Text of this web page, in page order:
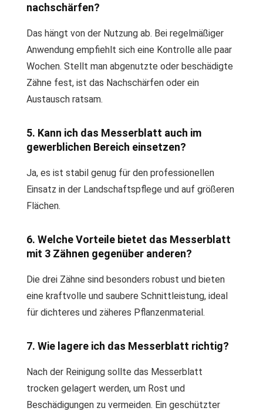
nachschärfen?
Das hängt von der Nutzung ab. Bei regelmäßiger
Anwendung empfiehlt sich eine Kontrolle alle paar
Wochen. Stellt man abgenutzte oder beschädigte
Zähne fest, ist das Nachschärfen oder ein
Austausch ratsam.
5. Kann ich das Messerblatt auch im
gewerblichen Bereich einsetzen?
Ja, es ist stabil genug für den professionellen
Einsatz in der Landschaftspflege und auf größeren
Flächen.
6. Welche Vorteile bietet das Messerblatt
mit 3 Zähnen gegenüber anderen?
Die drei Zähne sind besonders robust und bieten
eine kraftvolle und saubere Schnittleistung, ideal
für dichteres und zäheres Pflanzenmaterial.
7. Wie lagere ich das Messerblatt richtig?
Nach der Reinigung sollte das Messerblatt
trocken gelagert werden, um Rost und
Beschädigungen zu vermeiden. Ein geschützter